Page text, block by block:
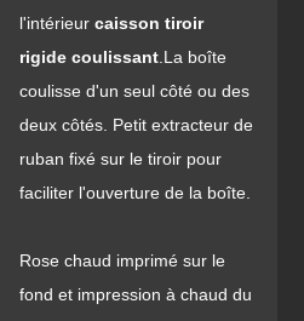
l'intérieur caisson tiroir
rigide coulissant. La boîte
coulisse d'un seul côté ou des
deux côtés. Petit extracteur de
ruban fixé sur le tiroir pour
faciliter l'ouverture de la boîte.
Rose chaud imprimé sur le
fond et impression à chaud du